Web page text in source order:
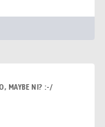
MAYBE NI? :-/